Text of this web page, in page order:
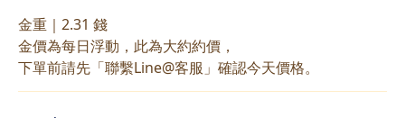
金重｜2.31 錢
金價為每日浮動，此為大約約價，
下單前請先「聯繫Line@客服」確認今天價格。